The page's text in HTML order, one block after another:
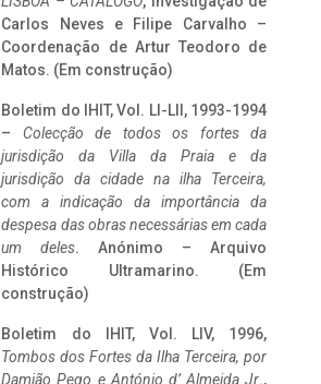
Carlos Neves e Filipe Carvalho –
Coordenação de Artur Teodoro de
Matos. (Em construção)
Boletim do IHIT, Vol. LI-LII, 1993-1994
– Colecção de todos os fortes da
jurisdição da Villa da Praia e da
jurisdição da cidade na ilha Terceira,
com a indicação da importância da
despesa das obras necessárias em cada
um deles. Anónimo – Arquivo
Histórico Ultramarino. (Em
construção)
Boletim do IHIT, Vol. LIV, 1996,
Tombos dos Fortes da Ilha Terceira, por
Damião Pego e António d’ Almeida Jr.,